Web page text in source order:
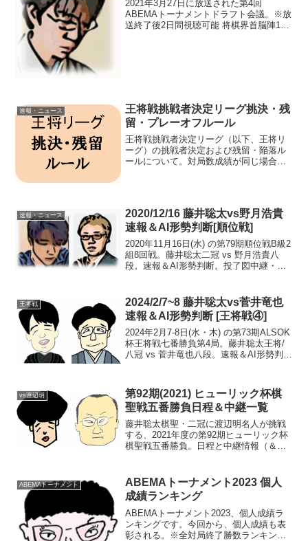
2021年3月27日に放送された第4回
ABEMAトーナメントドラフト会議。※放
送終了後2日間視聴可能 将棋界首脳陣14
速報・ニュース
王将戦挑戦者決定リーグ挑決・残
留・プレーオフルール
王将戦挑戦者決定リーグ（以下、王将リ
ーグ）の挑戦者決定および残留・陥落ル
ールについて。対局数成績が同じ場合の
速報・ニュース
2020/12/16 藤井聡太vs野月浩貴
速報＆AI形勢判断[順位戦]
2020年11月16日(水) の第79期順位戦B級2
組8回戦。藤井聡太二冠 vs 野月浩貴八
段。速報＆AI形勢判断。投了図中継・解
頃確認まで藤井二冠の勝ち...
王将戦
2024/2/7~8 藤井聡太vs菅井竜也
速報＆AI形勢判断 [王将戦④]
2024年2月7-8日(水・木) の第73期ALSOK
杯王将戦七番勝負第4局。藤井聡太王将/
八冠 vs 菅井竜也八段。速報＆AI形勢判断
王将の勝ち（藤井4-0菅井...
vs渡辺明
第92期(2021) ヒューリック杯棋
聖戦五番勝負日程＆中継一覧
藤井聡太棋聖・二冠に渡辺明名人が挑戦
する、2021年度の第92期ヒューリック杯
棋聖戦五番勝負。日程と中継情報（＆結
局 第3局 五番勝負日程第1局 6月6日
(日...
ABEMAトーナメント
ABEMAトーナメント2023 個人
成績ランキング
ABEMAトーナメント2023、個人成績ラ
ンキングです。今回から、個人成績も表
彰される。※全対局終了勝数ランキング